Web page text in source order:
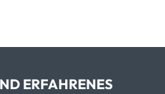
ERFAHRENES